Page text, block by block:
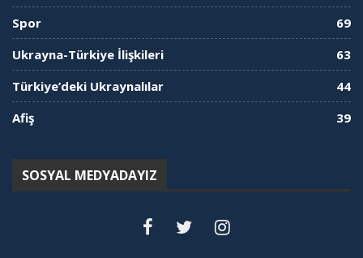
Spor
69
Ukrayna-Türkiye İlişkileri
63
Türkiye’deki Ukraynalılar
44
Afiş
39
SOSYAL MEDYADAYIZ